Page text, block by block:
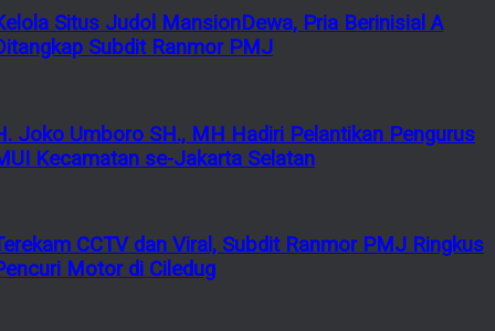
Situs Judol MansionDewa, Pria Berinisial A
Subdit Ranmor PMJ
Joko Umboro SH., MH Hadiri Pelantikan Pengurus
Kecamatan se-Jakarta Selatan
CCTV dan Viral, Subdit Ranmor PMJ Ringkus
Motor di Ciledug